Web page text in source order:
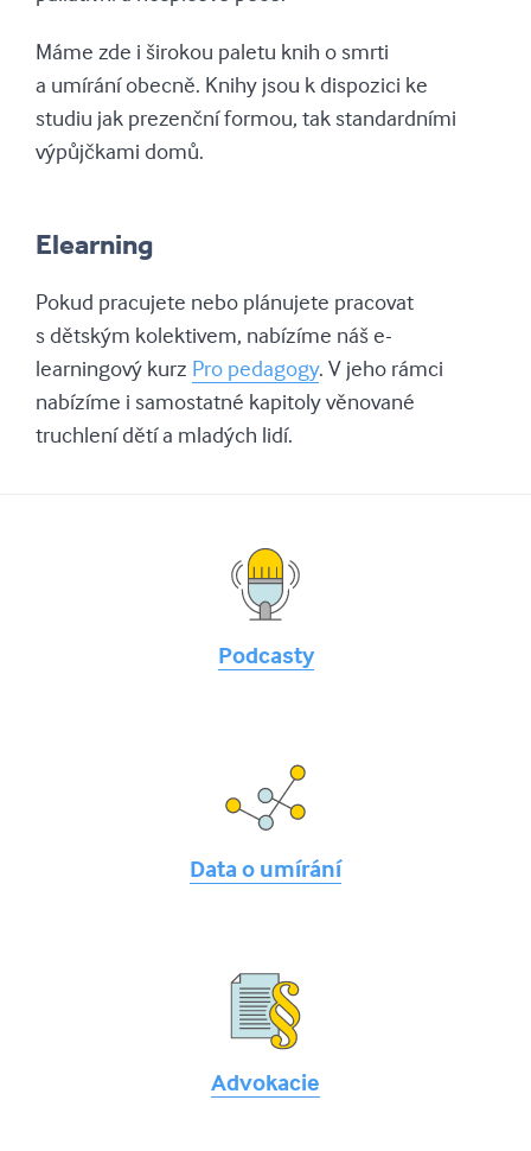
Máme zde i širokou paletu knih o smrti
a umírání obecně. Knihy jsou k dispozici ke
studiu jak prezenční formou, tak standardními
výpůjčkami domů.
Elearning
Pokud pracujete nebo plánujete pracovat
s dětským kolektivem, nabízíme náš e-
learningový kurz Pro pedagogy. V jeho rámci
nabízíme i samostatné kapitoly věnované
truchlení dětí a mladých lidí.
Podcasty
Data o umírání
Advokacie